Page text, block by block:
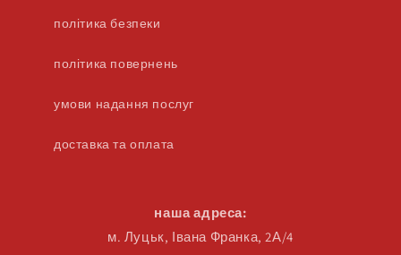
політика безпеки
політика повернень
умови надання послуг
доставка та оплата
наша адреса:
м. Луцьк, Івана Франка, 2А/4